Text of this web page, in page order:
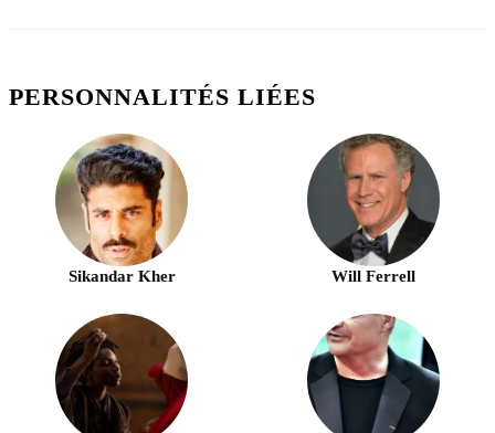
PERSONNALITÉS LIÉES
Sikandar Kher Will Ferrell